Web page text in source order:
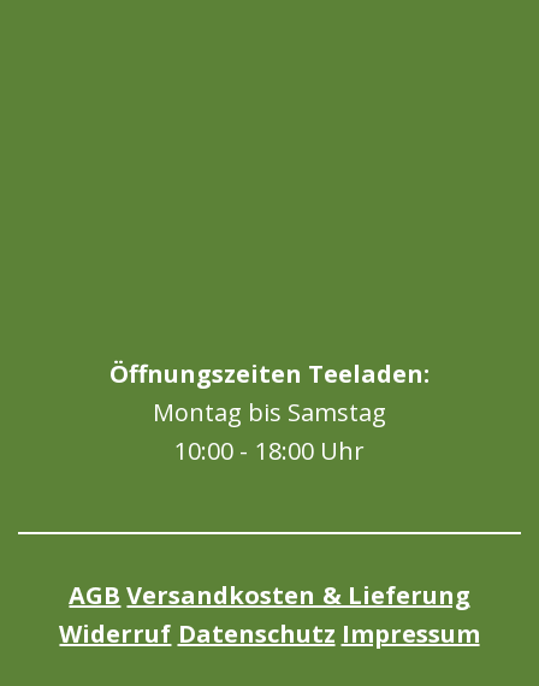
Öffnungszeiten Teeladen:
Montag bis Samstag
10:00 - 18:00 Uhr
AGB Versandkosten & Lieferung
Widerruf Datenschutz Impressum